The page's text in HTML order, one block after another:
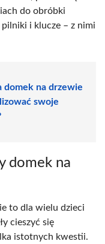
do obróbki
i klucze – z nimi
domek na drzewie
swoje
domek na
to dla wielu dzieci
cieszyć się
istotnych kwestii.